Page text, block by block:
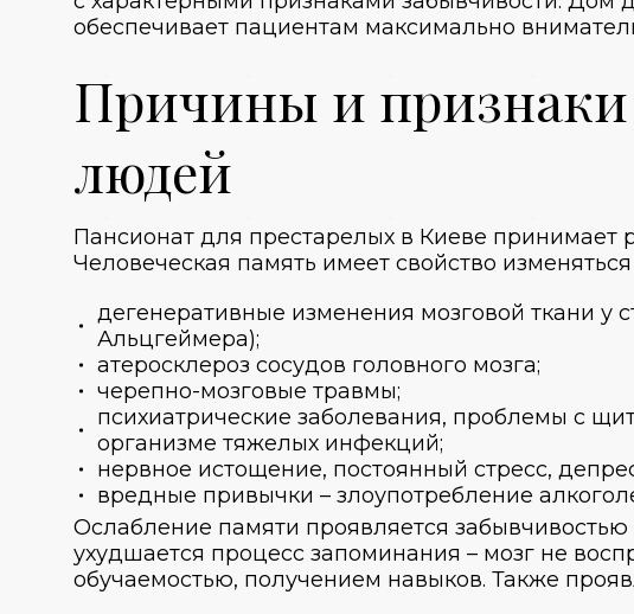
обеспечивает пациентам максимально
Причины и
людей
Пансионат для престарелых в Киеве принимает
Человеческая память имеет свойство
дегенеративные изменения мозговой ткани
Альцгеймера);
атеросклероз сосудов головного мозга;
черепно-мозговые травмы;
психиатрические заболевания, проблемы с
организме тяжелых инфекций;
нервное истощение, постоянный стресс,
вредные привычки – злоупотребление
Ослабление памяти проявляется
ухудшается процесс запоминания – мозг не
обучаемостью, получением навыков. Также